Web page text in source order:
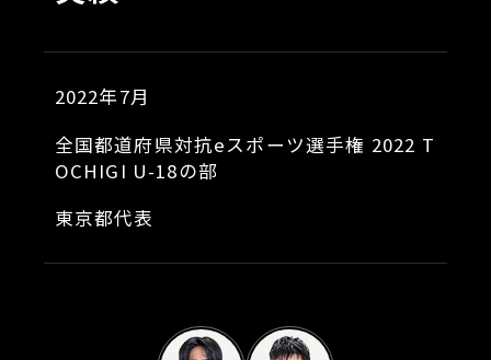
2022年7月
全国都道府県対抗eスポーツ選手権 2022 T
OCHIGI U-18の部
東京都代表